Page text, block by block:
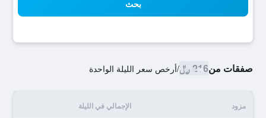
بحث
صفقات من216 ﷼ /أرخص سعر الليلة الواحدة
مزود الإجمالي في الليلة